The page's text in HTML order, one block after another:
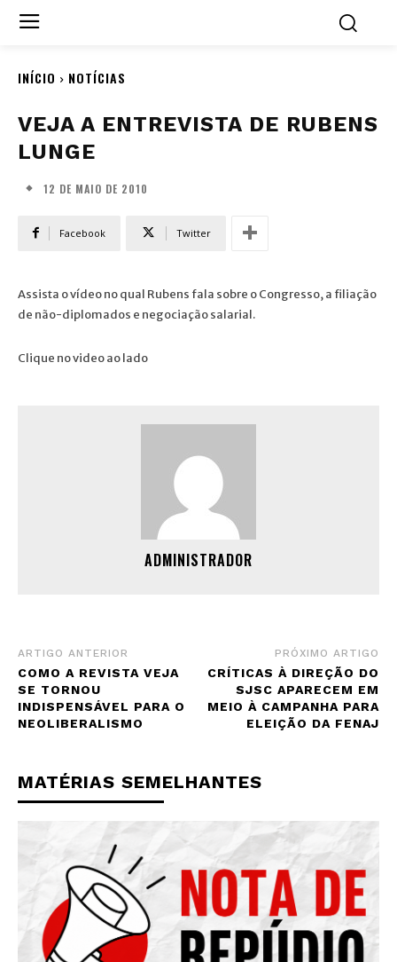
INÍCIO NOTÍCIAS
VEJA A ENTREVISTA DE RUBENS
LUNGE
12 DE MAIO DE 2010
Facebook Twitter
Assista o vídeo no qual Rubens fala sobre o Congresso, a filiação
de não-diplomados e negociação salarial.
Clique no video ao lado
ADMINISTRADOR
ARTIGO ANTERIOR
COMO A REVISTA VEJA
SE TORNOU
INDISPENSÁVEL PARA O
NEOLIBERALISMO
PRÓXIMO ARTIGO
CRÍTICAS À DIREÇÃO DO
SJSC APARECEM EM
MEIO À CAMPANHA PARA
ELEIÇÃO DA FENAJ
MATÉRIAS SEMELHANTES